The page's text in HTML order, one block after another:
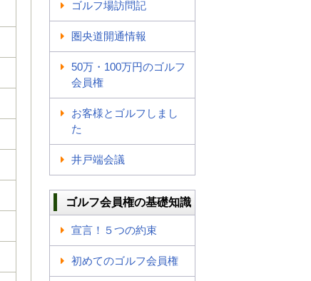
ゴルフ場訪問記
圏央道開通情報
50万・100万円のゴルフ
会員権
お客様とゴルフしまし
た
井戸端会議
ゴルフ会員権の基礎知識
宣言！５つの約束
初めてのゴルフ会員権